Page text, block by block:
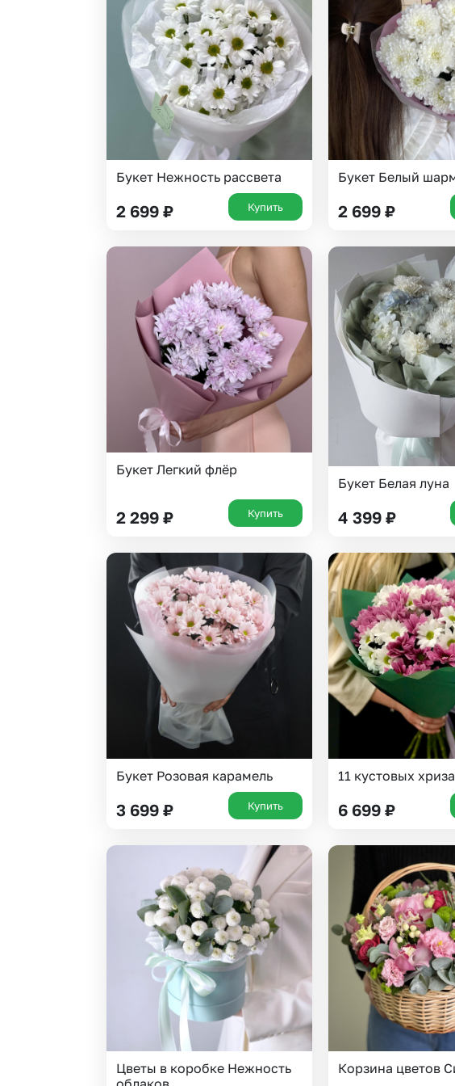
Гипсофила
Гортензии
Ирисы
Каллы
Суккуленты
Тюльпаны
Фрезия
Эустома
Букет Нежность рассвета
2 699 ₽ Купить
Букет Белый
2 699 ₽
Букет Легкий флёр
2 299 ₽ Купить
Букет Белая луна
4 399 ₽
Букет Розовая карамель
3 699 ₽ Купить
11 кустовых
6 699 ₽
Цветы в коробке Нежность
Корзина цветов